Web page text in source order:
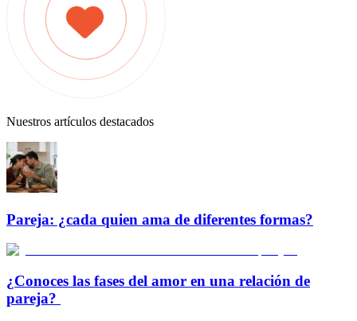
Nuestros artículos destacados
Pareja: ¿cada quien ama de diferentes formas?
¿Conoces las fases del amor en una relación de
pareja?